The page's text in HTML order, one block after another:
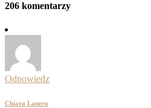
206 komentarzy
Odpowiedz
Chiara Lanero